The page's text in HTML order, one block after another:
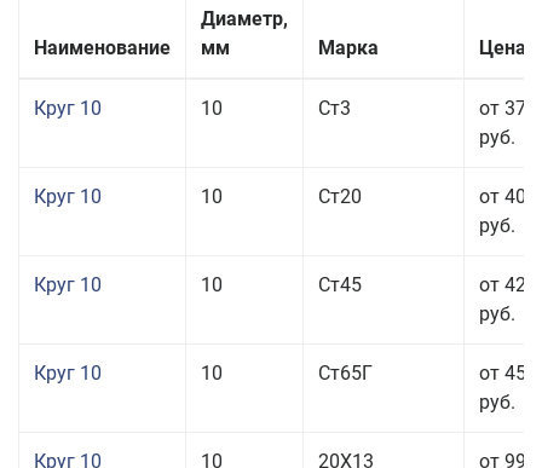
Наименование
Диаметр,
мм
Марка Цена
Круг 10 10 Ст3
от 37
руб.
Круг 10 10 Ст20
от 40
руб.
Круг 10 10 Ст45
от 42
руб.
Круг 10 10 Ст65Г
от 45
руб.
Круг 10 10 20Х13
от 99